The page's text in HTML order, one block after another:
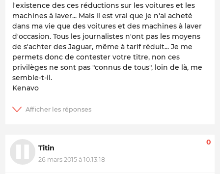
l'existence des ces réductions sur les voitures et les
machines à laver... Mais il est vrai que je n'ai acheté
dans ma vie que des voitures et des machines à laver
d'occasion. Tous les journalistes n'ont pas les moyens
de s'achter des Jaguar, même à tarif réduit... Je me
permets donc de contester votre titre, non ces
privilèges ne sont pas "connus de tous", loin de là, me
semble-t-il.
Kenavo
Titin
26 mars 2015 à 10:13:18
0